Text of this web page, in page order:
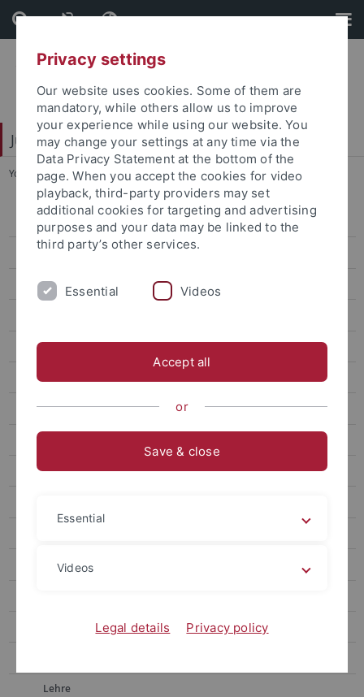
Skip
to
content
Skip
to
footer
Juristische Fakultät
You are here: Home ... Forschung
Lehrstühle Bürgerliches Recht
Binder
Prof. Dr. Stephan Dusil
Forster
Gebauer
Huber
Laukemann
Osterloh-Konrad
Aktuelles
Lehrstuhlteam
Lehre
Privacy settings
Our website uses cookies. Some of them are
mandatory, while others allow us to improve
your experience while using our website. You
may change your settings at any time via the
Data Privacy Statement at the bottom of the
page. When you accept the cookies for video
playback, third-party providers may set
additional cookies for targeting and advertising
purposes and your data may be linked to the
third party’s other services.
Essential Videos
Accept all
or
Save & close
Essential
Videos
Legal details Privacy policy